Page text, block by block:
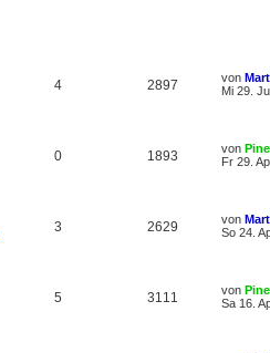
4 2897 von
Mi 29.
0 1893 von
Fr 29.
3 2629 von
So 24.
5 3111 von
Sa 16.